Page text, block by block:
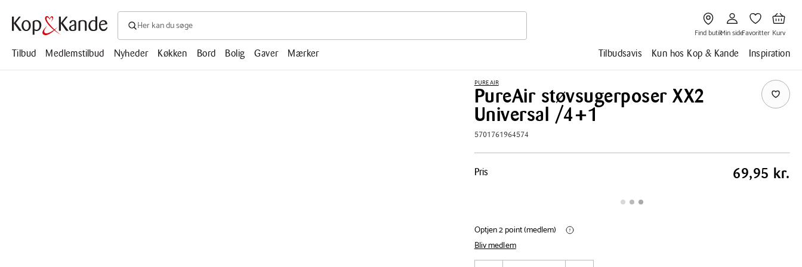
Søg efter produkter, artikler, opskrifter, mm.
Søg
efter
artikler,
Gå
til
Find
butik
Find butik
til
Min
side
Min side
til
Favoritter
Favoritter
til
Kurv
Kurv
Tilbud
Medlemstilbud Nyheder Køkken Bord Bolig Gaver Mærker Tilbudsavis Kun hos Kop & Kande Inspiration
PURE AIR
PureAir støvsugerposer XX2
Universal /4+1
5701761964574
Pris
Pris 69,95 kr.
Optjen 2 point (medlem)
Bliv medlem